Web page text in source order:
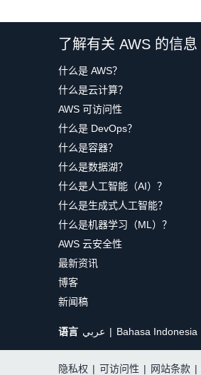
了解有关 AWS 的信息
什么是 AWS？
什么是云计算？
AWS 可访问性
什么是 DevOps？
什么是容器？
什么是数据湖？
什么是人工智能（AI）？
什么是生成式人工智能？
什么是机器学习（ML）？
AWS 云安全性
最新资讯
博客
新闻稿
语言 عربي Bahasa Indonesia
隐私权 | 可访问性 | 网站条款 |